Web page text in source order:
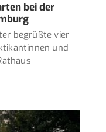
bei der
begrüßte vier
und